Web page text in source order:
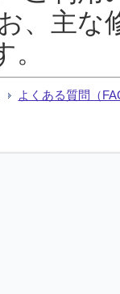
、主な
よくある質問（